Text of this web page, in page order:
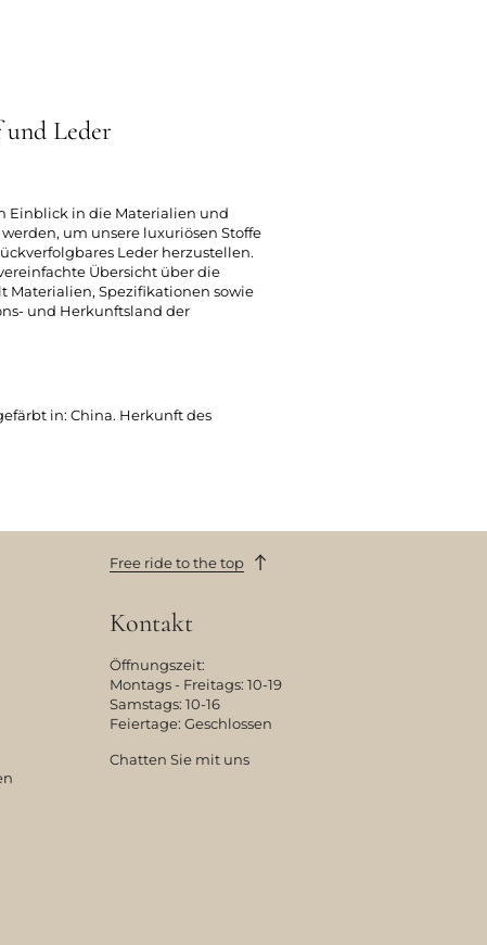
Leder
Einblick in die Materialien und
um unsere luxuriösen Stoffe
Leder herzustellen.
Übersicht über die
Materialien, Spezifikationen sowie
und Herkunftsland der
in: China. Herkunft des
Free ride to the top
Kontakt
Öffnungszeit:
Montags - Freitags: 10-19
Samstags: 10-16
Feiertage: Geschlossen
Chatten Sie mit uns